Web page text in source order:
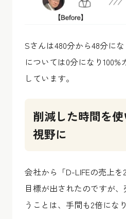
Sさんは480分から48分に
については0分になり
しています。
削減した時間を
視野に
会社から「D-LIFEの売上
目標が出されたのですが
うことは、手間も2倍にな